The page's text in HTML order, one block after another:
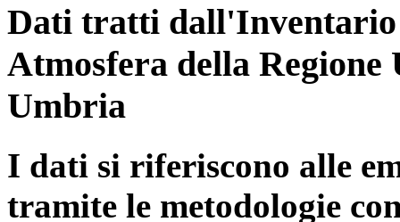
Dati tratti dall'Inventario
Atmosfera della
Umbria
I dati si riferiscono alle
tramite le metodologie